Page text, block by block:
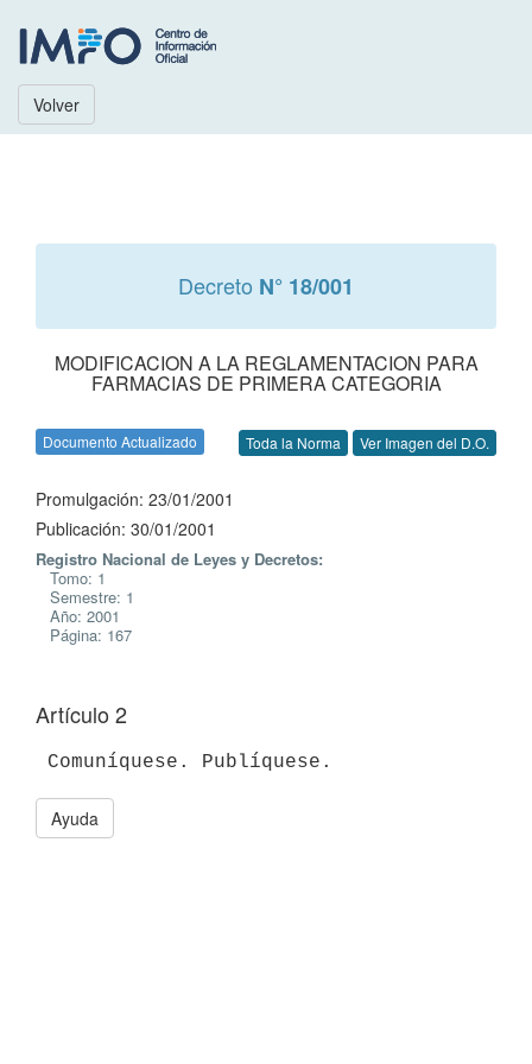
Volver
Decreto N° 18/001
MODIFICACION A LA REGLAMENTACION PARA
FARMACIAS DE PRIMERA CATEGORIA
Documento Actualizado Toda la Norma Ver Imagen del D.O.
Promulgación: 23/01/2001
Publicación: 30/01/2001
Registro Nacional de Leyes y Decretos:
Tomo: 1
Semestre: 1
Año: 2001
Página: 167
Artículo 2
Ayuda